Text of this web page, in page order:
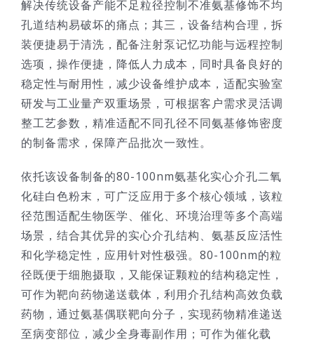
解决传统设备产能不足粒径控制不准氨基修饰不均
孔道结构易破坏的痛点；其三，设备结构合理，拆
装便捷易于清洗，配备注射泵记忆功能与远程控制
选项，操作便捷，降低人力成本，同时具备良好的
稳定性与耐用性，减少设备维护成本，适配实验室
研发与工业量产双重场景，可根据客户需求灵活调
整工艺参数，精准适配不同孔径不同氨基修饰密度
的制备需求，保障产品批次一致性。
依托该设备制备的80-100nm氨基化实心介孔二氧
化硅白色粉末，可广泛应用于多个核心领域，该粒
径范围适配生物医学、催化、环境治理等多个高端
场景，结合其优异的实心介孔结构、氨基反应活性
和化学稳定性，应用针对性极强。80-100nm的粒
径既便于细胞摄取，又能保证颗粒的结构稳定性，
可作为靶向药物递送载体，利用介孔结构高效负载
药物，通过氨基偶联靶向分子，实现药物精准递送
至病变部位，减少全身毒副作用；可作为催化载